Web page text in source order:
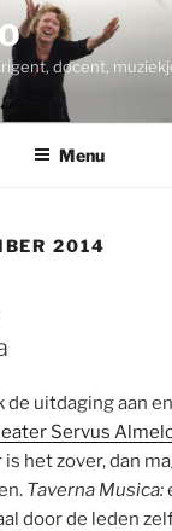
docent,
Menu
2014
de uitdaging aan
Servus
het zover, dan
Taverna Musica:
door de leden